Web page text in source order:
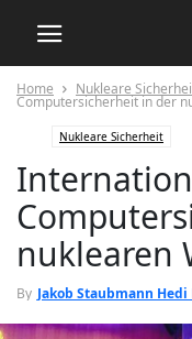
Home Nukleare
Computersicherheit in der
Nukleare Sicherheit
nuklearen
By Jakob Staubmann